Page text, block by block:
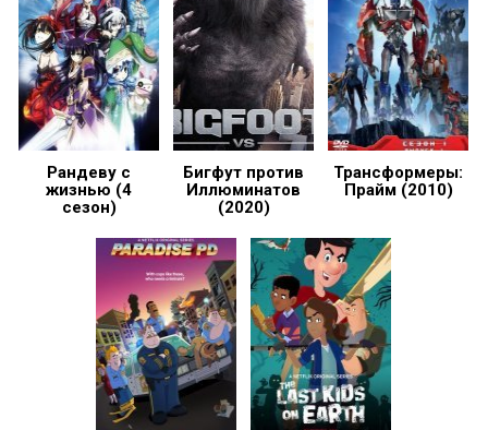
Рандеву с
жизнью (4
сезон)
Бигфут против
Иллюминатов
(2020)
Трансформеры:
Прайм (2010)